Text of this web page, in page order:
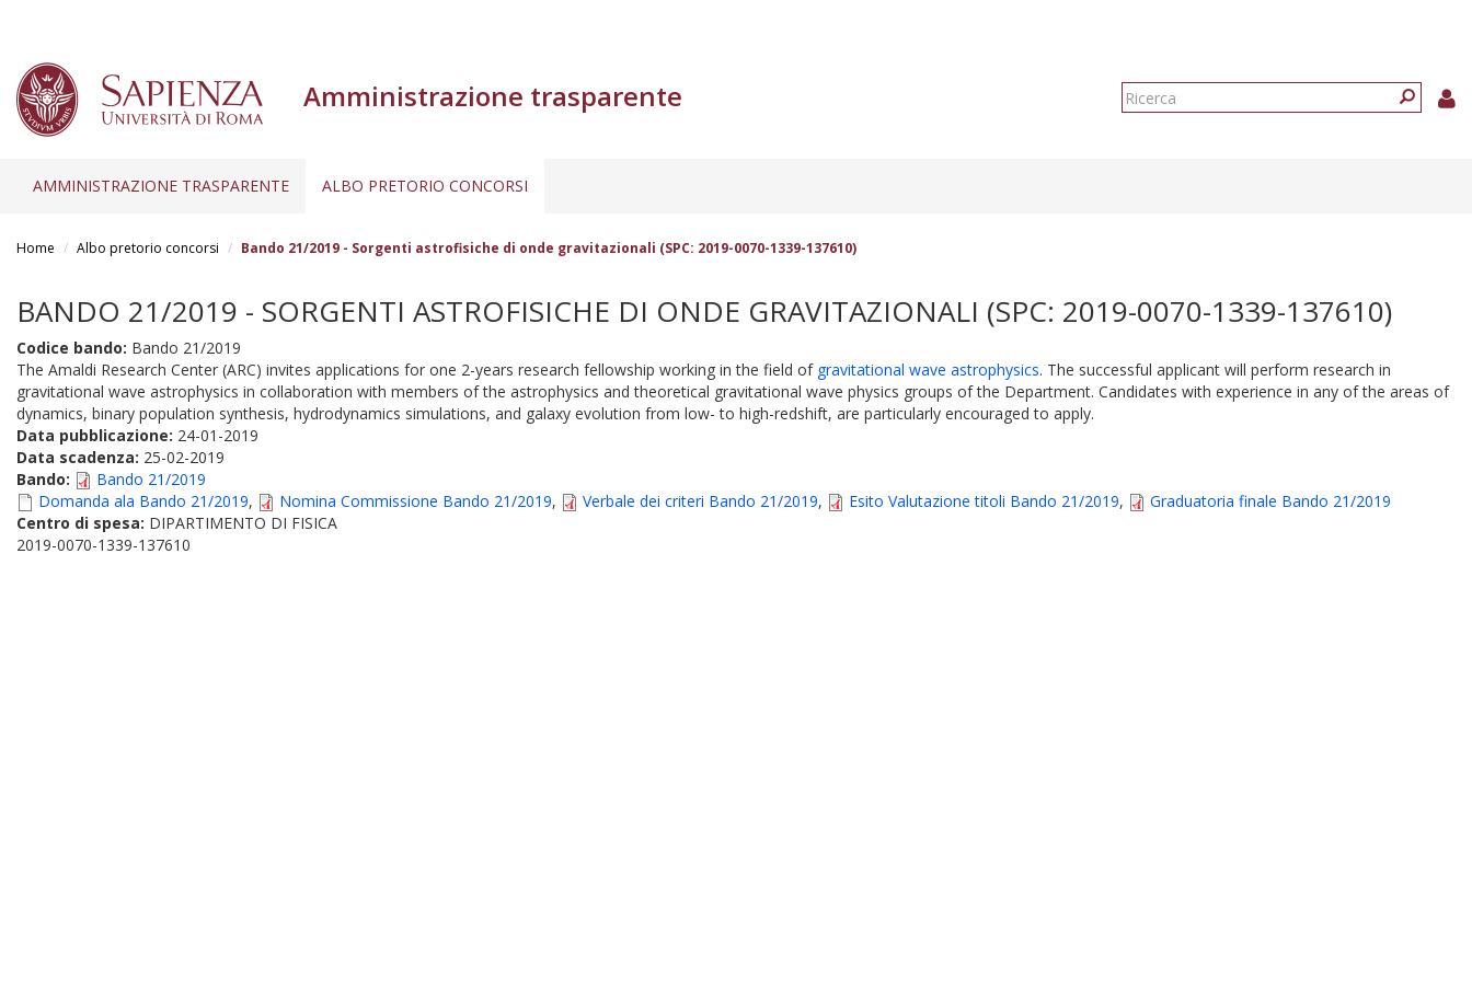
Amministrazione trasparente
Form
AMMINISTRAZIONE TRASPARENTE ALBO PRETORIO CONCORSI
Home Albo pretorio concorsi Bando 21/2019 - Sorgenti astrofisiche di onde gravitazionali (SPC: 2019-0070-1339-137610)
BANDO 21/2019 - SORGENTI ASTROFISICHE DI ONDE GRAVITAZIONALI (SPC: 2019-0070-1339-137610)
Codice bando: Bando 21/2019
The Amaldi Research Center (ARC) invites applications for one 2-years research fellowship working in the field of gravitational wave astrophysics. The successful applicant will perform research in
gravitational wave astrophysics in collaboration with members of the astrophysics and theoretical gravitational wave physics groups of the Department. Candidates with experience in any of the areas of
dynamics, binary population synthesis, hydrodynamics simulations, and galaxy evolution from low- to high-redshift, are particularly encouraged to apply.
Data pubblicazione: 24-01-2019
Data scadenza: 25-02-2019
Bando:
Bando 21/2019
Domanda ala Bando 21/2019, Nomina Commissione Bando 21/2019, Verbale dei criteri Bando 21/2019, Esito Valutazione titoli Bando 21/2019,
Graduatoria finale Bando 21/2019
Centro di spesa: DIPARTIMENTO DI FISICA
2019-0070-1339-137610